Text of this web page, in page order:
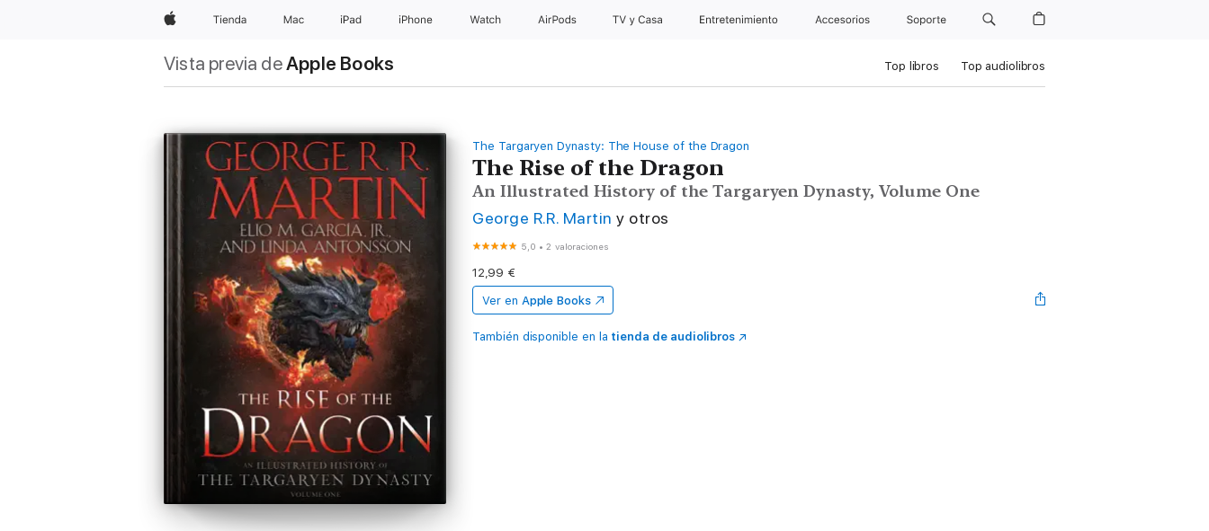
AppleTienda Mac iPad iPhone Watch AirPods TV y Casa Entretenimiento Accesorios Soporte
Vista previa deApple Books Top libros Top audiolibros
The Targaryen Dynasty: The House of the Dragon
The Rise of the Dragon
An Illustrated History of the Targaryen Dynasty, Volume One
George R.R. Martin y otros
5,0 •2 valoraciones
12,99 €
Ver en Apple Books
También disponible en la tienda de audiolibros